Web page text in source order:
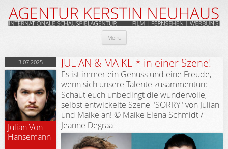
Menü Zum
springen
3.07.2025
Julian Von
Hansemann
JULIAN & MAIKE * in einer Szene!
Es ist immer ein Genuss und eine Freude,
wenn sich unsere Talente zusammentun:
Schaut euch unbedingt die wundervolle,
selbst entwickelte Szene "SORRY" von Julian
und Maike an! © Maike Elena Schmidt /
Jeanne Degraa